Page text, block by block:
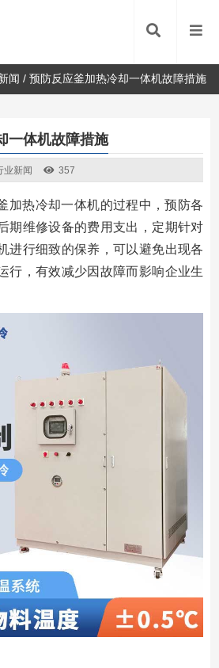
闻 /预防反应釜加热冷却一体机故障措施
一体机故障措施
业新闻 357
加热冷却一体机的过程中，预防各
期维修设备的费用支出，定期针对
进行细致的保养，可以避免出现各
行，有效减少因故障而影响企业生